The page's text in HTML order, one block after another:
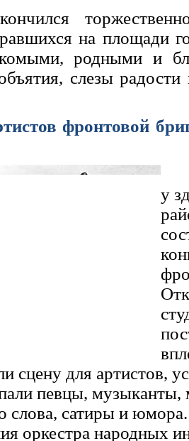
на площади
родными и
слезы
фронтовой
у
сцену для артистов,
певцы, музыканты,
слова, сатиры и
оркестра народных